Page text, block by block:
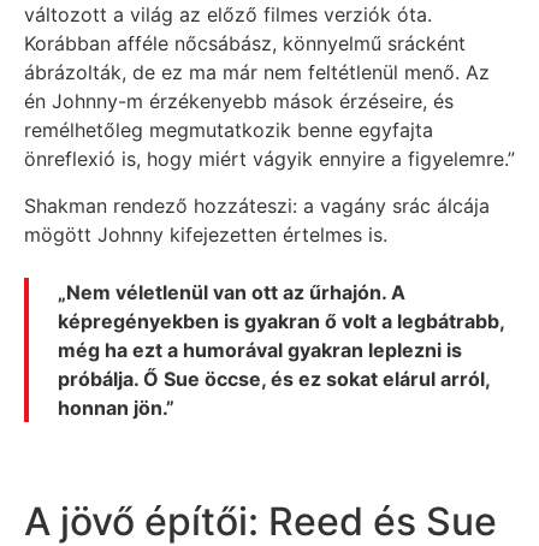
változott a világ az előző filmes verziók óta.
Korábban afféle nőcsábász, könnyelmű srácként
ábrázolták, de ez ma már nem feltétlenül menő. Az
én Johnny-m érzékenyebb mások érzéseire, és
remélhetőleg megmutatkozik benne egyfajta
önreflexió is, hogy miért vágyik ennyire a figyelemre.”
Shakman rendező hozzáteszi: a vagány srác álcája
mögött Johnny kifejezetten értelmes is.
„Nem véletlenül van ott az űrhajón. A
képregényekben is gyakran ő volt a legbátrabb,
még ha ezt a humorával gyakran leplezni is
próbálja. Ő Sue öccse, és ez sokat elárul arról,
honnan jön.”
A jövő építői: Reed és Sue